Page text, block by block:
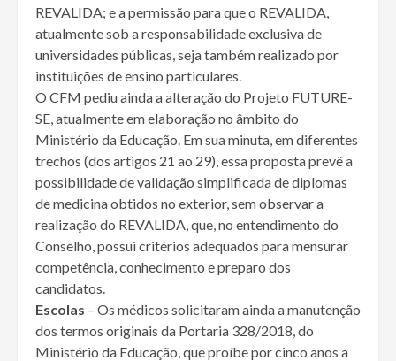
REVALIDA; e a permissão para que o REVALIDA,
atualmente sob a responsabilidade exclusiva de
universidades públicas, seja também realizado por
instituições de ensino particulares.
O CFM pediu ainda a alteração do Projeto FUTURE-
SE, atualmente em elaboração no âmbito do
Ministério da Educação. Em sua minuta, em diferentes
trechos (dos artigos 21 ao 29), essa proposta prevê a
possibilidade de validação simplificada de diplomas
de medicina obtidos no exterior, sem observar a
realização do REVALIDA, que, no entendimento do
Conselho, possui critérios adequados para mensurar
competência, conhecimento e preparo dos
candidatos.
Escolas – Os médicos solicitaram ainda a manutenção
dos termos originais da Portaria 328/2018, do
Ministério da Educação, que proíbe por cinco anos a